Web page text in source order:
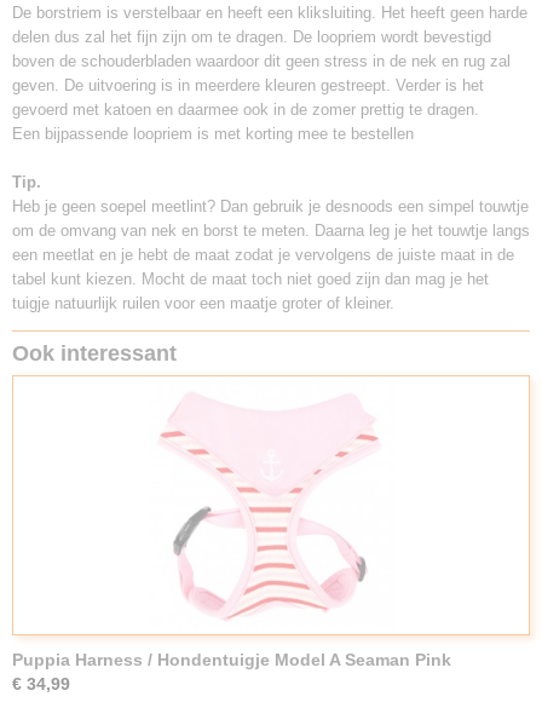
De borstriem is verstelbaar en heeft een kliksluiting. Het heeft geen harde
delen dus zal het fijn zijn om te dragen. De loopriem wordt bevestigd
boven de schouderbladen waardoor dit geen stress in de nek en rug zal
geven. De uitvoering is in meerdere kleuren gestreept. Verder is het
gevoerd met katoen en daarmee ook in de zomer prettig te dragen.
Een bijpassende loopriem is met korting mee te bestellen
Tip.
Heb je geen soepel meetlint? Dan gebruik je desnoods een simpel touwtje
om de omvang van nek en borst te meten. Daarna leg je het touwtje langs
een meetlat en je hebt de maat zodat je vervolgens de juiste maat in de
tabel kunt kiezen. Mocht de maat toch niet goed zijn dan mag je het
tuigje natuurlijk ruilen voor een maatje groter of kleiner.
Ook interessant
Puppia Harness / Hondentuigje Model A Seaman Pink
€ 34,99